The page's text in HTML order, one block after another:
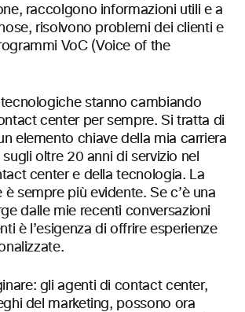
raccolgono informazioni utili e a
risolvono problemi dei clienti e
VoC (Voice of the
tecnologiche stanno cambiando
center per sempre. Si tratta di
elemento chiave della mia carriera
oltre 20 anni di servizio nel
center e della tecnologia. La
sempre più evidente. Se c’è una
dalle mie recenti conversazioni
è l’esigenza di offrire esperienze
gli agenti di contact center,
del marketing, possono ora